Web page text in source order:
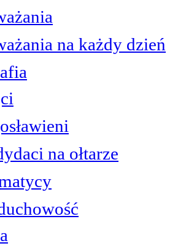
na każdy dzień
na ołtarze